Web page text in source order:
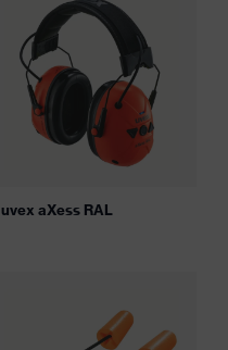
uvex aXess RAL